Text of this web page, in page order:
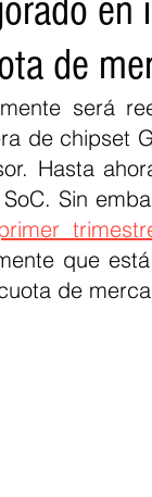
de
será
de chipset
Hasta
Sin
que
de